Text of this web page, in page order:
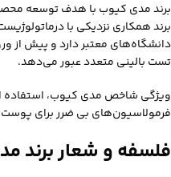
برند مدی‌ کیوب با هدف توسعه
برند همکاری نزدیکی با
دانشگاه‌های معتبر دارد و پیش از
تست بالینی متعدد عبور می‌دهد.
ویژگی شاخص مدی‌ کیوب، استفاده
فرمولاسیون‌های بی‌ ضرر برای
فلسفه و شعار برند